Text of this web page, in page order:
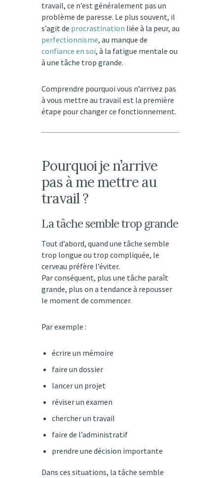
travail, ce n’est généralement pas un
problème de paresse. Le plus souvent, il
s’agit de procrastination liée à la peur, au
perfectionnisme, au manque de
confiance en soi, à la fatigue mentale ou
à une tâche trop grande.
Comprendre pourquoi vous n’arrivez pas
à vous mettre au travail est la première
étape pour changer ce fonctionnement.
Pourquoi je n’arrive
pas à me mettre au
travail ?
La tâche semble trop grande
Tout d’abord, quand une tâche semble
trop longue ou trop compliquée, le
cerveau préfère l’éviter.
Par conséquent, plus une tâche paraît
grande, plus on a tendance à repousser
le moment de commencer.
Par exemple :
écrire un mémoire
faire un dossier
lancer un projet
réviser un examen
chercher un travail
faire de l’administratif
prendre une décision importante
Dans ces situations, la tâche semble